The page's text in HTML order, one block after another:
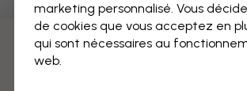
Découvrez plus de
marketing personnalisé. Vous
de cookies que vous acceptez en
qui sont nécessaires au
web.